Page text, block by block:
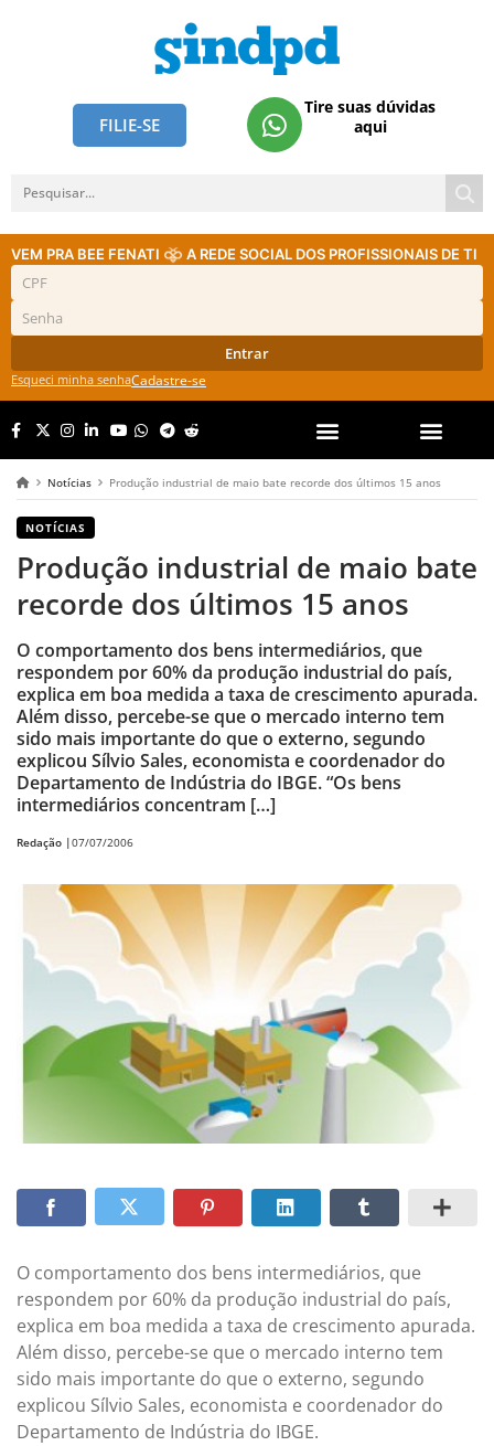
FILIE-SE
Tire suas dúvidas
aqui
VEM PRA BEE FENATI A REDE SOCIAL DOS PROFISSIONAIS DE TI
Entrar
Esqueci minha senhaCadastre-se
Notícias Produção industrial de maio bate recorde dos últimos 15 anos
NOTÍCIAS
Produção industrial de maio bate
recorde dos últimos 15 anos
O comportamento dos bens intermediários, que
respondem por 60% da produção industrial do país,
explica em boa medida a taxa de crescimento apurada.
Além disso, percebe-se que o mercado interno tem
sido mais importante do que o externo, segundo
explicou Sílvio Sales, economista e coordenador do
Departamento de Indústria do IBGE. “Os bens
intermediários concentram […]
Redação |07/07/2006
O comportamento dos bens intermediários, que
respondem por 60% da produção industrial do país,
explica em boa medida a taxa de crescimento apurada.
Além disso, percebe-se que o mercado interno tem
sido mais importante do que o externo, segundo
explicou Sílvio Sales, economista e coordenador do
Departamento de Indústria do IBGE.